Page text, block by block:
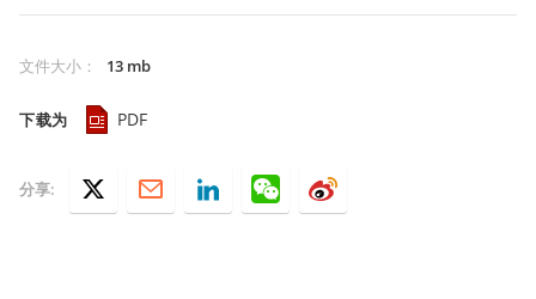
文件大小 ： 13 mb
下载为 PDF
分享: